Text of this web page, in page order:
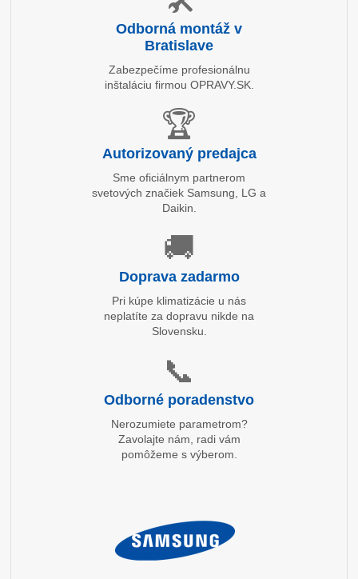
Odborná montáž v
Bratislave
Zabezpečíme profesionálnu
inštaláciu firmou OPRAVY.SK.
🏆
Autorizovaný predajca
Sme oficiálnym partnerom
svetových značiek Samsung, LG a
Daikin.
🚚
Doprava zadarmo
Pri kúpe klimatizácie u nás
neplatíte za dopravu nikde na
Slovensku.
📞
Odborné poradenstvo
Nerozumiete parametrom?
Zavolajte nám, radi vám
pomôžeme s výberom.